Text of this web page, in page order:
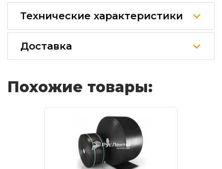
Технические характеристики
Доставка
Похожие товары: